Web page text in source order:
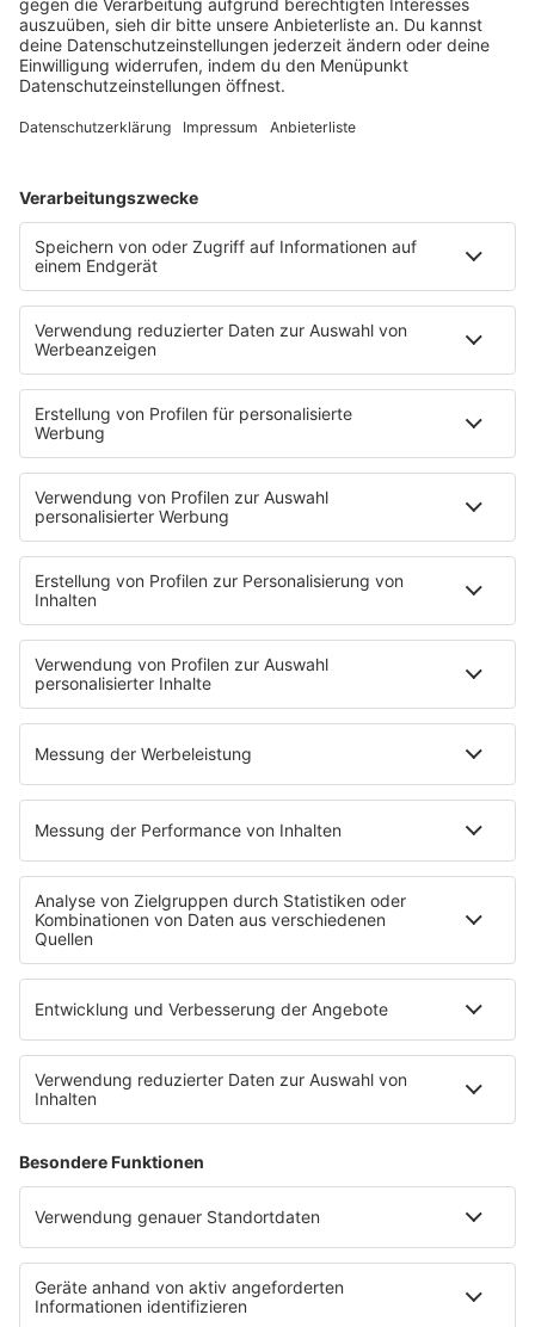
Landkreis Freudenstadt
UKW 104.6
Zollernalbkreis
UKW 93.1 & 104.6
Breisgau-Hochschwarzwald
UKW 87.9 & 102.0